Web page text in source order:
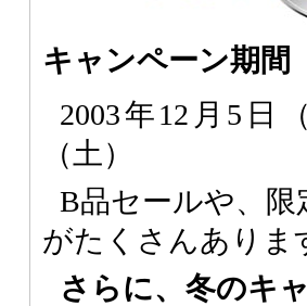
キャンペーン期間
2003年12月5日
（土）
B品セールや、
がたくさんありま
さらに、冬のキ